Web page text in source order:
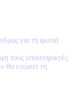
για τη φωτιά
τους υποστηρικτές
θα ενώσει τη